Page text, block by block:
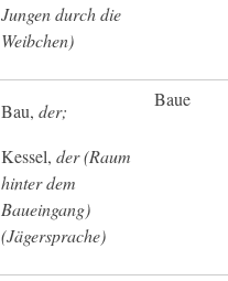
Jungen durch die
Weibchen)
Bau, der;
Kessel, der (Raum
hinter dem
Baueingang)
(Jägersprache)
Baue